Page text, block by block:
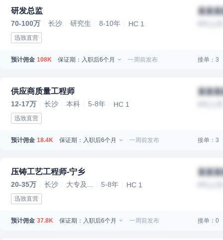
研发总监
70-100万 长沙 研究生 8-10年 HC 1
迅致直营
某某
预计佣金 108K 保证期：入职后6个月 一周前发布 接单：3
供应商质量工程师
12-17万 长沙 本科 5-8年 HC 1
迅致直营
某某
预计佣金 18.4K 保证期：入职后6个月 一周前发布 接单：3
压铸工艺工程师-宁乡
20-35万 长沙 大专及... 5-8年 HC 1
迅致直营
某某
预计佣金 37.8K 保证期：入职后6个月 一周前发布 接单：0